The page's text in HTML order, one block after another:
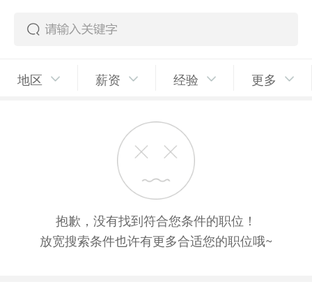
地区 薪资 经验 更多
抱歉，没有找到符合您条件的职位！
放宽搜索条件也许有更多合适您的职位哦~